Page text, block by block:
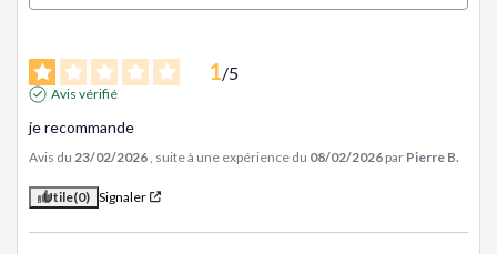
1/5
Avis vérifié
je recommande
Avis du 23/02/2026 , suite à une expérience du 08/02/2026 par Pierre B.
Utile(0) Signaler